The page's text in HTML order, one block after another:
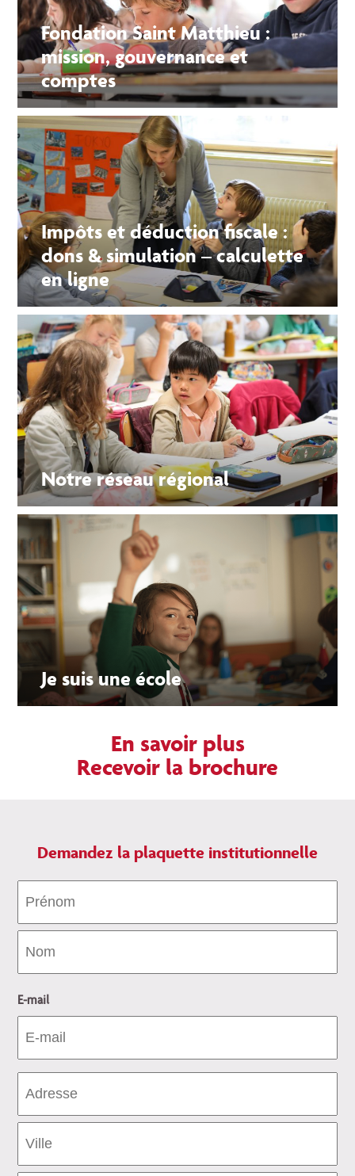
Fondation Saint Matthieu :
mission, gouvernance et
comptes
Impôts et déduction fiscale :
dons & simulation – calculette
en ligne
Notre réseau régional
Je suis une école
En savoir plus
Recevoir la brochure
Demandez la plaquette institutionnelle
E-mail